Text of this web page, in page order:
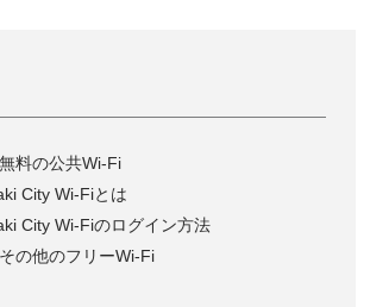
料の公共Wi-Fi
City Wi-Fiとは
City Wi-Fiのログイン方法
の他のフリーWi-Fi